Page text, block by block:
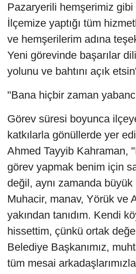
Pazaryerili hemşerimiz gibi
İlçemize yaptığı tüm
ve hemşerilerim adına
Yeni görevinde başarılar
yolunu ve bahtını açık
"Bana hiçbir zaman
Görev süresi boyunca
katkılarla gönüllerde yer
Ahmed Tayyib Kahraman,
görev yapmak benim için
değil, aynı zamanda
Muhacir, manav, Yörük ve
yakından tanıdım. Kendi
hissettim, çünkü ortak
Belediye Başkanımız,
tüm mesai